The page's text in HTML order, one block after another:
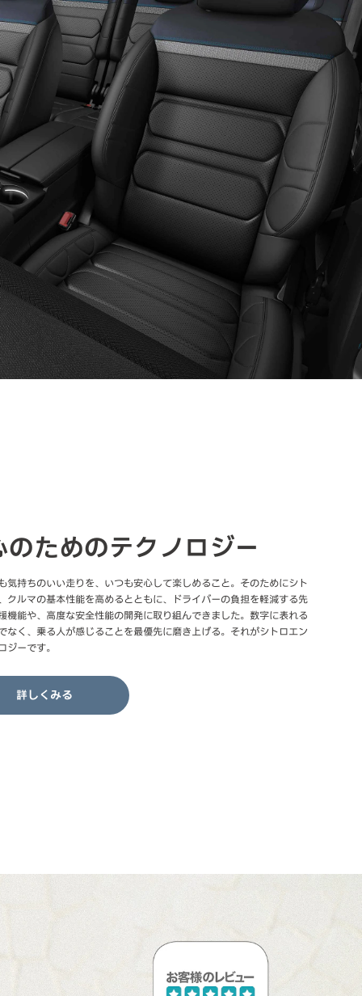
のためのテクノロジー
気持ちのいい走りを、いつも安心して楽しめること。そのためにシト
クルマの基本性能を高めるとともに、ドライバーの負担を軽減する先
機能や、高度な安全性能の開発に取り組んできました。数字に表れる
なく、乗る人が感じることを最優先に磨き上げる。それがシトロエン
ジーです。
詳しくみる